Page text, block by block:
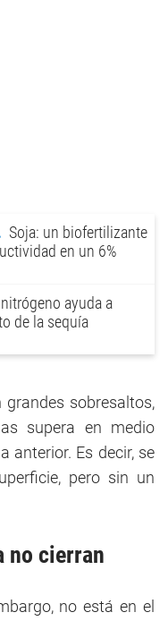
Soja: un biofertilizante
en un 6%
ayuda a
de la sequía
sobresaltos,
supera en medio
anterior. Es decir, se
pero sin un
no cierran
no está en el